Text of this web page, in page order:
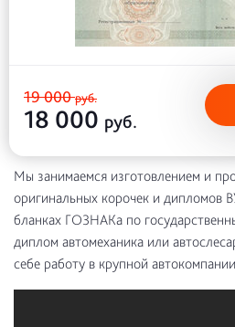
19 000руб.
18 000 руб.
Мы занимаемся изготовлением и
оригинальных корочек и дипломов
бланках ГОЗНАКа по
диплом автомеханика или
себе работу в крупной